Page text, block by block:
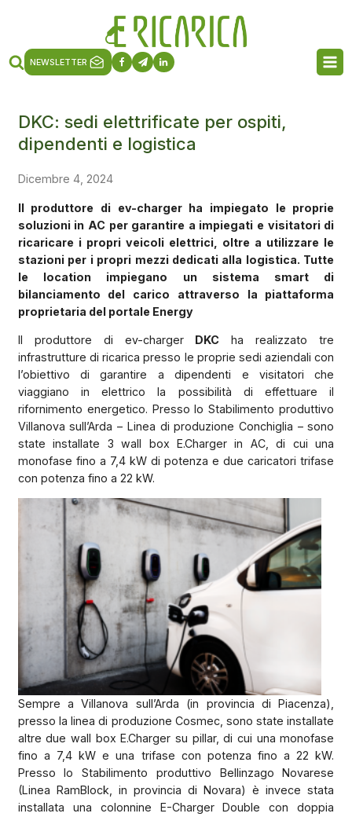
NEWSLETTER
DKC: sedi elettrificate per ospiti,
dipendenti e logistica
Dicembre 4, 2024
Il produttore di ev-charger ha impiegato le proprie
soluzioni in AC per garantire a impiegati e visitatori di
ricaricare i propri veicoli elettrici, oltre a utilizzare le
stazioni per i propri mezzi dedicati alla logistica. Tutte
le location impiegano un sistema smart di
bilanciamento del carico attraverso la piattaforma
proprietaria del portale Energy
Il produttore di ev-chargerDKC ha realizzato tre
infrastrutture di ricarica presso le proprie sedi aziendali con
l’obiettivo di garantire a dipendenti e visitatori che
viaggiano in elettrico la possibilità di effettuare il
rifornimento energetico. Presso lo Stabilimento produttivo
Villanova sull’Arda – Linea di produzione Conchiglia – sono
state installate 3 wall box E.Charger in AC, di cui una
monofase fino a 7,4 kW di potenza e due caricatori trifase
con potenza fino a 22 kW.
Sempre a Villanova sull’Arda (in provincia di Piacenza),
presso la linea di produzione Cosmec, sono state installate
altre due wall box E.Charger su pillar, di cui una monofase
fino a 7,4 kW e una trifase con potenza fino a 22 kW.
Presso lo Stabilimento produttivo Bellinzago Novarese
(Linea RamBlock, in provincia di Novara) è invece stata
installata una colonnine E-Charger Double con doppia